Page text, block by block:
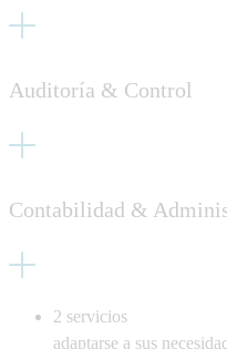
Auditoría & Control
Contabilidad &
2 servicios
adaptarse a sus